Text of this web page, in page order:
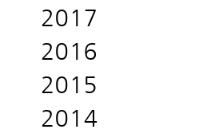
2017
2016
2015
2014